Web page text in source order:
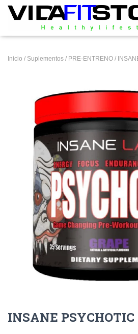
Inicio / Suplementos / PRE-ENTRENO /
INSANE PSYCHOTIC